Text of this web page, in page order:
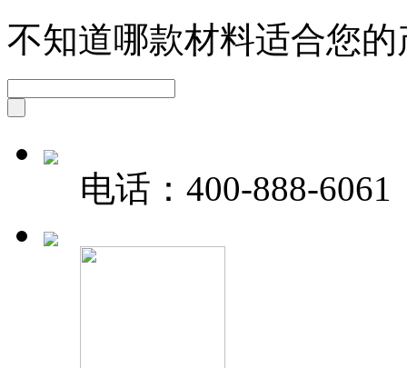
不知道哪款材料适合您
电话： 400-888-6061